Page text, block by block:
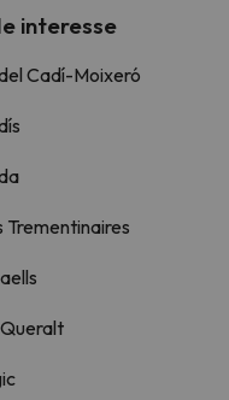
interesse
Cadí-Moixeró
Trementinaires